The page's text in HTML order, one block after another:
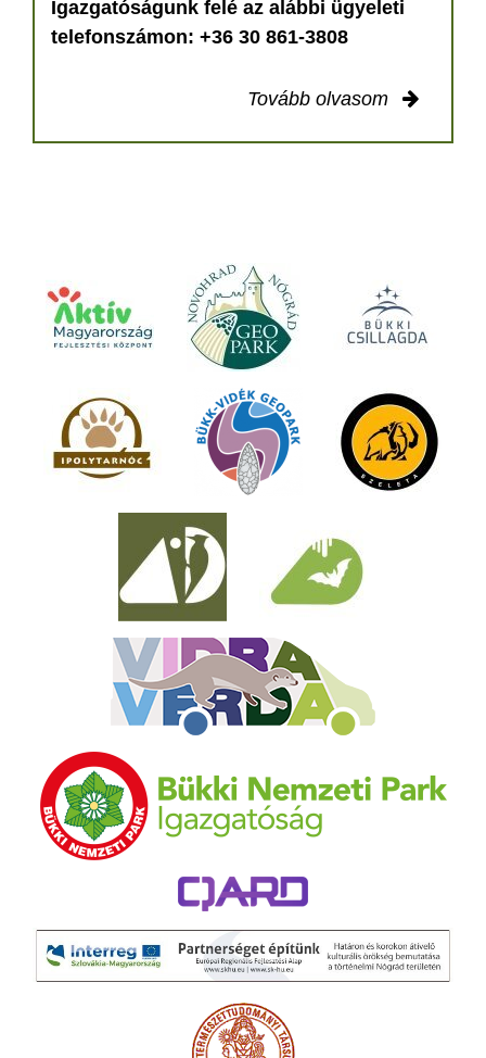
Igazgatóságunk felé az alábbi ügyeleti
telefonszámon: +36 30 861-3808
Tovább olvasom